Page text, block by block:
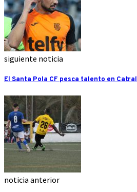
siguiente noticia
El Santa Pola CF pesca talento en Catral
noticia anterior